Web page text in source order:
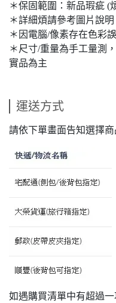
＊保固範圍：新品瑕疵 (
＊詳細煩請參考圖片說明
＊因電腦/像素存在色彩
＊尺寸/重量為手工量測
實品為主
運送方式
請依下單畫面告知選擇
如遇購買清單中有超過